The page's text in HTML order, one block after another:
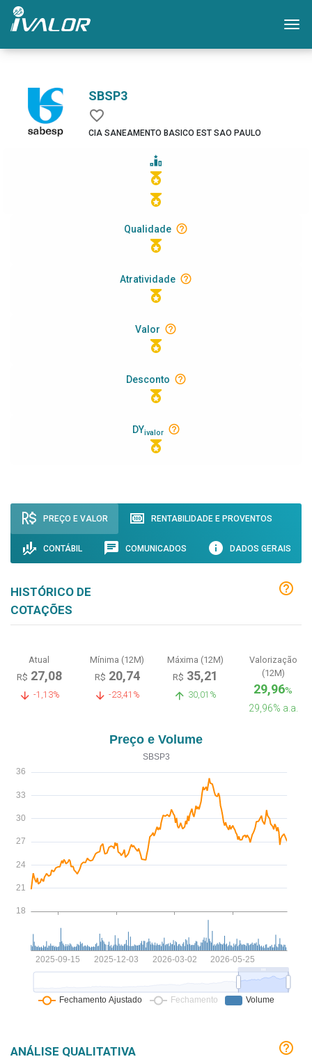
SBSP3
CIA SANEAMENTO BASICO EST SAO PAULO
Qualidade
Atratividade
Valor
Desconto
DYivalor
PREÇO E VALOR RENTABILIDADE E PROVENTOS
CONTÁBIL COMUNICADOS DADOS GERAIS
HISTÓRICO DE
COTAÇÕES
Atual
R$ 27,08
-1,13%
Mínima (12M)
R$ 20,74
-23,41%
Máxima (12M)
R$ 35,21
30,01%
Valorização
(12M)
29,96%
29,96% a.a.
ANÁLISE QUALITATIVA